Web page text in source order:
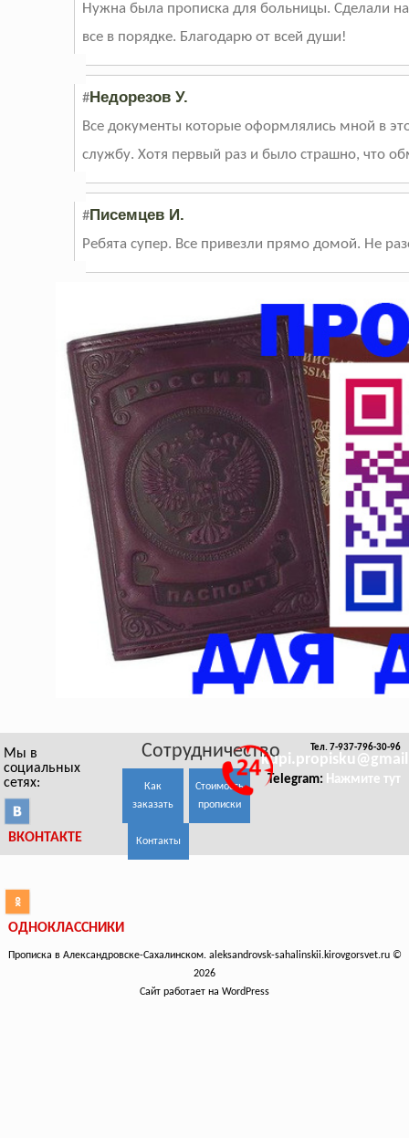
Нужна была прописка для больницы. Сделали
все в порядке. Благодарю от всей души!
#Недорезов У.
Все документы которые оформлялись мной в
службу. Хотя первый раз и было страшно, что
#Писемцев И.
Ребята супер. Все привезли прямо домой. Не
Мы в
социальных
сетях:
ВКОНТАКТЕ
ОДНОКЛАССНИКИ
Сотрудничество
Как
заказать
Стоимость
прописки
Контакты
Тел. 7-937-796-30-96
Telegram: Нажмите тут
Прописка в Александровске-Сахалинском. aleksandrovsk-sahalinskii.kirovgorsvet.ru ©
2026
Сайт работает на WordPress